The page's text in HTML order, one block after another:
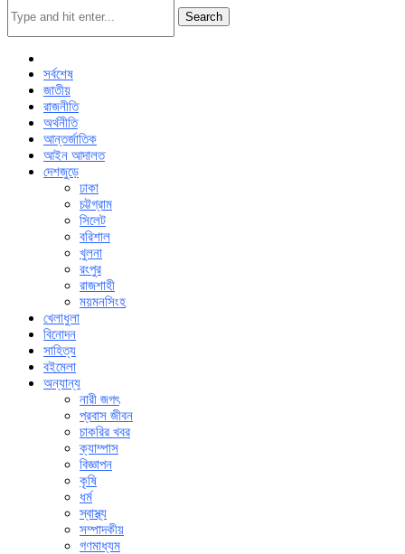
Search
সর্বশেষ
জাতীয়
রাজনীতি
অর্থনীতি
আন্তর্জাতিক
আইন আদালত
দেশজুড়ে
ঢাকা
চট্টগ্রাম
সিলেট
বরিশাল
খুলনা
রংপুর
রাজশাহী
ময়মনসিংহ
খেলাধুলা
বিনোদন
সাহিত্য
বইমেলা
অন্যান্য
নারী জগৎ
প্রবাস জীবন
চাকরির খবর
ক্যাম্পাস
বিজ্ঞাপন
কৃষি
ধর্ম
স্বাস্থ্য
সম্পাদকীয়
গণমাধ্যম